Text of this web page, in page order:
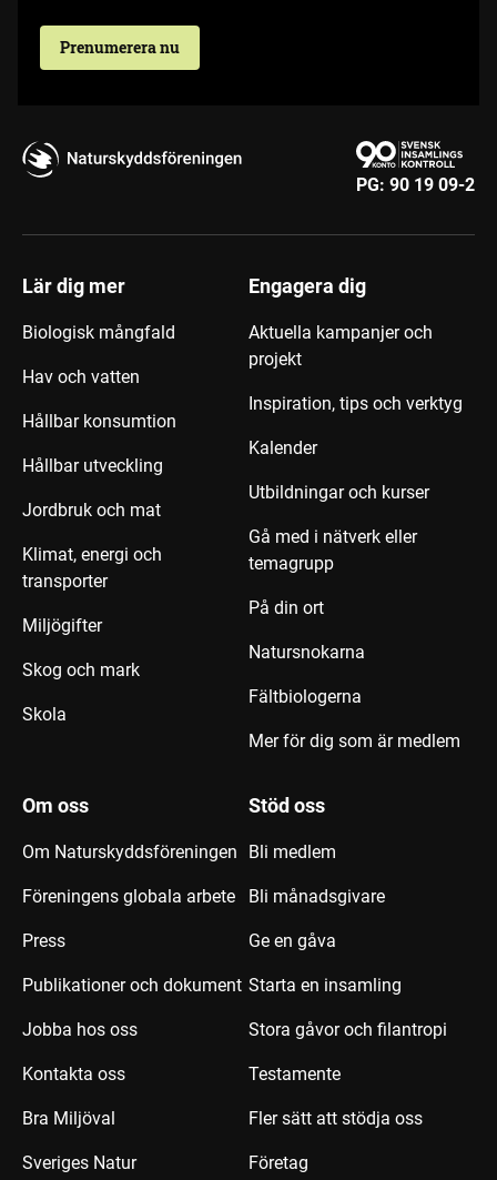
Prenumerera nu
PG: 90 19 09-2
Lär dig mer
Biologisk mångfald
Hav och vatten
Hållbar konsumtion
Hållbar utveckling
Jordbruk och mat
Klimat, energi och
transporter
Miljögifter
Skog och mark
Skola
Engagera dig
Aktuella kampanjer och
projekt
Inspiration, tips och verktyg
Kalender
Utbildningar och kurser
Gå med i nätverk eller
temagrupp
På din ort
Natursnokarna
Fältbiologerna
Mer för dig som är medlem
Om oss
Om Naturskyddsföreningen
Föreningens globala arbete
Press
Publikationer och dokument
Jobba hos oss
Kontakta oss
Bra Miljöval
Sveriges Natur
Stöd oss
Bli medlem
Bli månadsgivare
Ge en gåva
Starta en insamling
Stora gåvor och filantropi
Testamente
Fler sätt att stödja oss
Företag